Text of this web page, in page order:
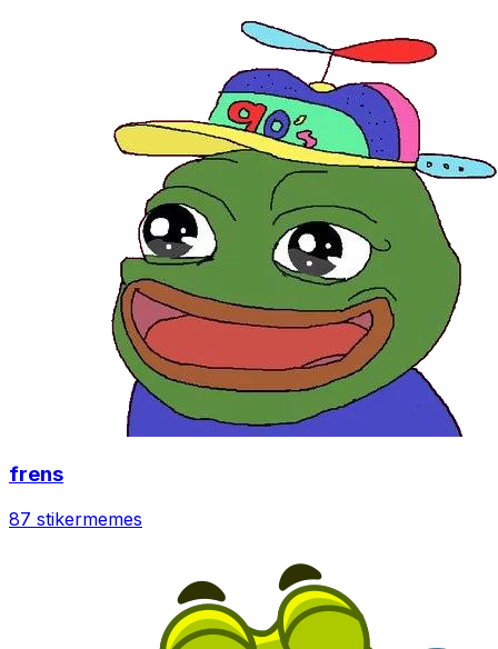
frens
87 stikermemes